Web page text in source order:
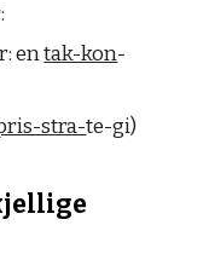
entak-kon-
stra-te-gi)